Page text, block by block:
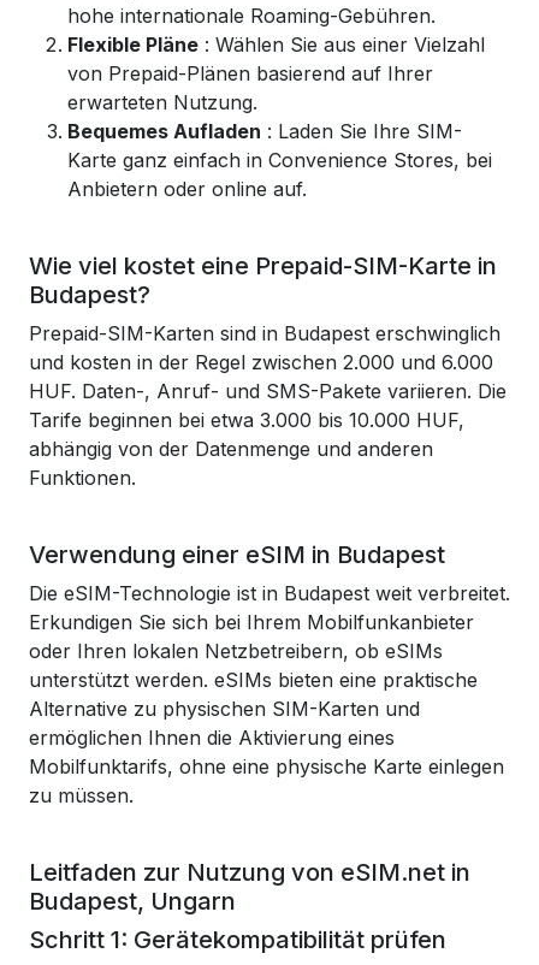
hohe internationale Roaming-Gebühren.
Flexible Pläne : Wählen Sie aus einer Vielzahl
von Prepaid-Plänen basierend auf Ihrer
erwarteten Nutzung.
Bequemes Aufladen : Laden Sie Ihre SIM-
Karte ganz einfach in Convenience Stores, bei
Anbietern oder online auf.
Wie viel kostet eine Prepaid-SIM-Karte in
Budapest?
Prepaid-SIM-Karten sind in Budapest erschwinglich
und kosten in der Regel zwischen 2.000 und 6.000
HUF. Daten-, Anruf- und SMS-Pakete variieren. Die
Tarife beginnen bei etwa 3.000 bis 10.000 HUF,
abhängig von der Datenmenge und anderen
Funktionen.
Verwendung einer eSIM in Budapest
Die eSIM-Technologie ist in Budapest weit verbreitet.
Erkundigen Sie sich bei Ihrem Mobilfunkanbieter
oder Ihren lokalen Netzbetreibern, ob eSIMs
unterstützt werden. eSIMs bieten eine praktische
Alternative zu physischen SIM-Karten und
ermöglichen Ihnen die Aktivierung eines
Mobilfunktarifs, ohne eine physische Karte einlegen
zu müssen.
Leitfaden zur Nutzung von eSIM.net in
Budapest, Ungarn
Schritt 1: Gerätekompatibilität prüfen